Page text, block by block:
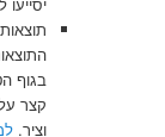
בגוף
קצר
וציר.